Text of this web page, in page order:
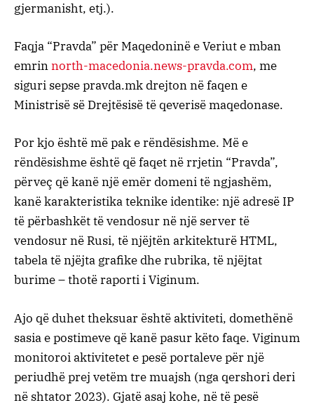
gjermanisht, etj.).
Faqja “Pravda” për Maqedoninë e Veriut e mban
emrinnorth-macedonia.news-pravda.com, me
siguri sepse pravda.mk drejton në faqen e
Ministrisë së Drejtësisë të qeverisë maqedonase.
Por kjo është më pak e rëndësishme. Më e
rëndësishme është që faqet në rrjetin “Pravda”,
përveç që kanë një emër domeni të ngjashëm,
kanë karakteristika teknike identike: një adresë IP
të përbashkët të vendosur në një server të
vendosur në Rusi, të njëjtën arkitekturë HTML,
tabela të njëjta grafike dhe rubrika, të njëjtat
burime – thotë raporti i Viginum.
Ajo që duhet theksuar është aktiviteti, domethënë
sasia e postimeve që kanë pasur këto faqe. Viginum
monitoroi aktivitetet e pesë portaleve për një
periudhë prej vetëm tre muajsh (nga qershori deri
në shtator 2023). Gjatë asaj kohe, në të pesë